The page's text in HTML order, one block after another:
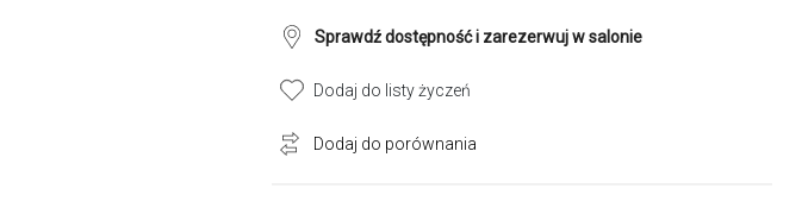
Sprawdź dostępność i zarezerwuj w salonie
Dodaj do listy życzeń
Dodaj do porównania